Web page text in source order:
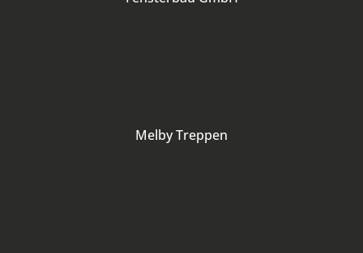
Melby Treppen